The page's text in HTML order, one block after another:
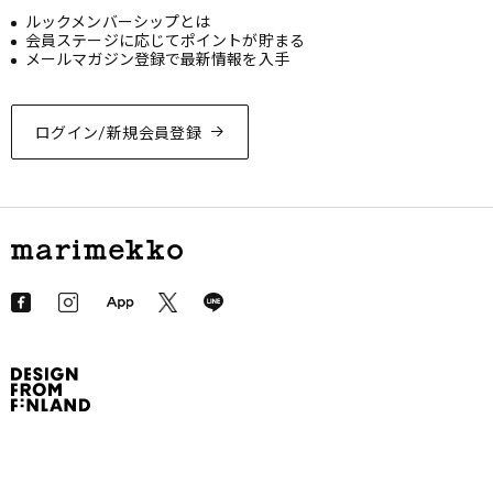
ログイン/新規会員登録
ルックメンバーシップとは
会員ステージに応じてポイントが貯まる
メールマガジン登録で最新情報を入手